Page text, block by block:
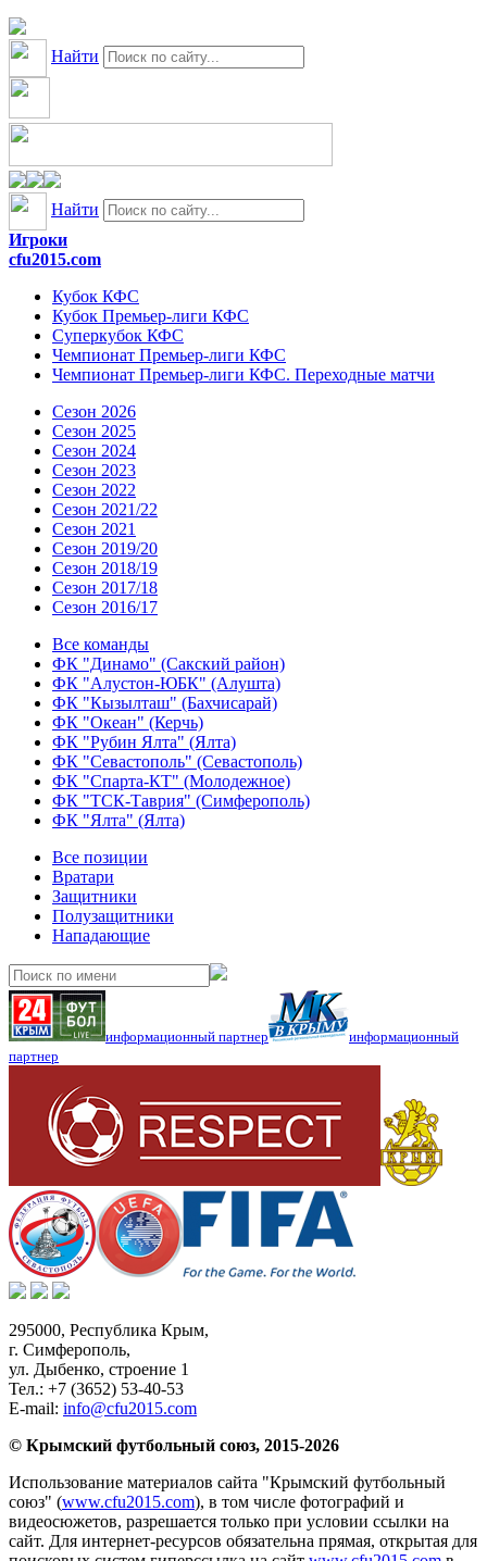
Найти
Найти
Игроки
cfu2015.com
Кубок КФС
Кубок Премьер-лиги КФС
Суперкубок КФС
Чемпионат Премьер-лиги КФС
Чемпионат Премьер-лиги КФС. Переходные матчи
Сезон 2026
Сезон 2025
Сезон 2024
Сезон 2023
Сезон 2022
Сезон 2021/22
Сезон 2021
Сезон 2019/20
Сезон 2018/19
Сезон 2017/18
Сезон 2016/17
Все команды
ФК "Динамо" (Сакский район)
ФК "Алустон-ЮБК" (Алушта)
ФК "Кызылташ" (Бахчисарай)
ФК "Океан" (Керчь)
ФК "Рубин Ялта" (Ялта)
ФК "Севастополь" (Севастополь)
ФК "Спарта-КТ" (Молодежное)
ФК "ТСК-Таврия" (Симферополь)
ФК "Ялта" (Ялта)
Все позиции
Вратари
Защитники
Полузащитники
Нападающие
информационный партнер
информационный
партнер
295000, Республика Крым,
г. Симферополь,
ул. Дыбенко, строение 1
Тел.: +7 (3652) 53-40-53
E-mail: info@cfu2015.com
© Крымский футбольный союз, 2015-2026
Использование материалов сайта "Крымский футбольный
союз" (www.cfu2015.com), в том числе фотографий и
видеосюжетов, разрешается только при условии ссылки на
сайт. Для интернет-ресурсов обязательна прямая, открытая для